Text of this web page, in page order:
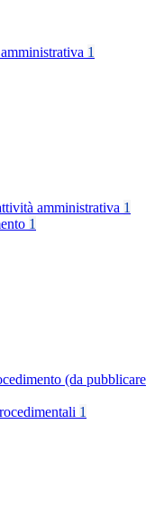
1
amministrativa 1
1
(da pubblicare
1